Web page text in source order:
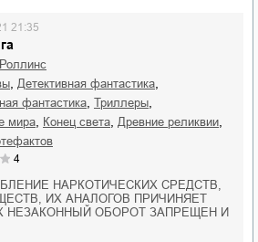
21:35
детективная фантастика
фантастика триллеры
мира конец света древние реликвии
4
НАРКОТИЧЕСКИХ СРЕДСТВ,
ИХ АНАЛОГОВ ПРИЧИНЯЕТ
НЕЗАКОННЫЙ ОБОРОТ ЗАПРЕЩЕН И